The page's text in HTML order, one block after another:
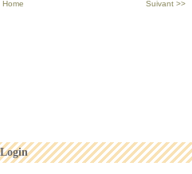
Home
Suivant >>
Login